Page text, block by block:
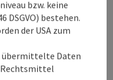
Kirche
eine wunderschöne
bzw. keine
DSGVO) bestehen.
der USA zum
übermittelte Daten
Rechtsmittel